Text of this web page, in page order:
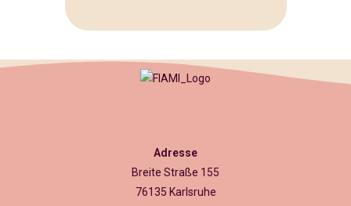
Adresse
Breite Straße 155
76135 Karlsruhe